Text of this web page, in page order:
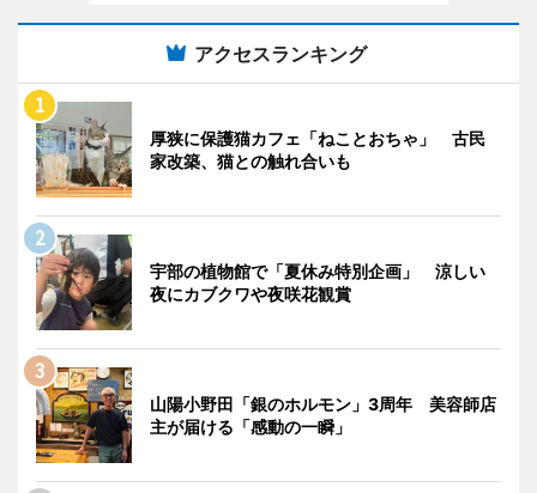
アクセスランキング
厚狭に保護猫カフェ「ねことおちゃ」 古民
家改築、猫との触れ合いも
宇部の植物館で「夏休み特別企画」 涼しい
夜にカブクワや夜咲花観賞
山陽小野田「銀のホルモン」3周年 美容師店
主が届ける「感動の一瞬」